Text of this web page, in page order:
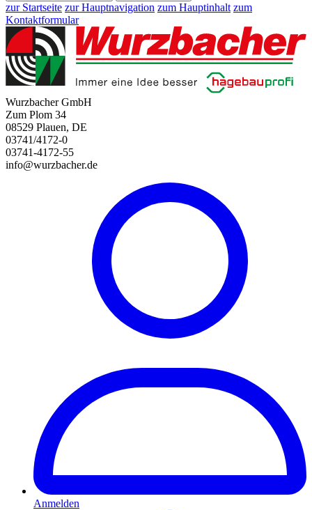
zur Startseite zur Hauptnavigation zum Hauptinhalt zum
Kontaktformular
Wurzbacher GmbH
Zum Plom 34
08529 Plauen, DE
03741/4172-0
03741-4172-55
info@wurzbacher.de
Anmelden